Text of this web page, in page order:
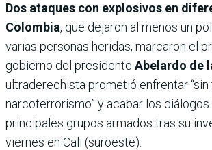
Dos ataques con explosivos en
Colombia, que dejaron al menos un
varias personas heridas, marcaron el
gobierno del presidente Abelardo de
ultraderechista prometió enfrentar “sin
narcoterrorismo” y acabar los
principales grupos armados tras su
viernes en Cali (suroeste).